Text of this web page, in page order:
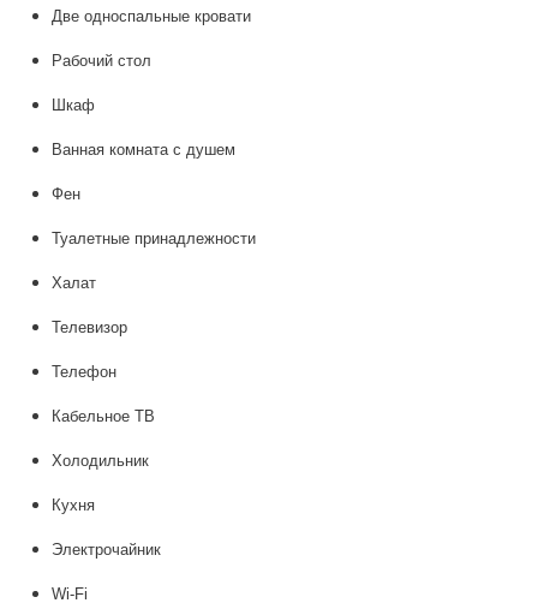
Две односпальные кровати
Рабочий стол
Шкаф
Ванная комната с душем
Фен
Туалетные принадлежности
Халат
Телевизор
Телефон
Кабельное ТВ
Холодильник
Кухня
Электрочайник
Wi-Fi